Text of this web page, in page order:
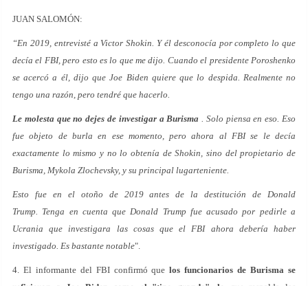
JUAN SALOMÓN:
“En 2019, entrevisté a Victor Shokin. Y él desconocía por completo lo que
decía el FBI, pero esto es lo que me dijo. Cuando el presidente Poroshenko
se acercó a él, dijo que Joe Biden quiere que lo despida. Realmente no
tengo una razón, pero tendré que hacerlo.
Le molesta que no dejes de investigar a Burisma . Solo piensa en eso. Eso
fue objeto de burla en ese momento, pero ahora al FBI se le decía
exactamente lo mismo y no lo obtenía de Shokin, sino del propietario de
Burisma, Mykola Zlochevsky, y su principal lugarteniente.
Esto fue en el otoño de 2019 antes de la destitución de Donald
Trump. Tenga en cuenta que Donald Trump fue acusado por pedirle a
Ucrania que investigara las cosas que el FBI ahora debería haber
investigado. Es bastante notable".
4. El informante del FBI confirmó quelos funcionarios de Burisma se